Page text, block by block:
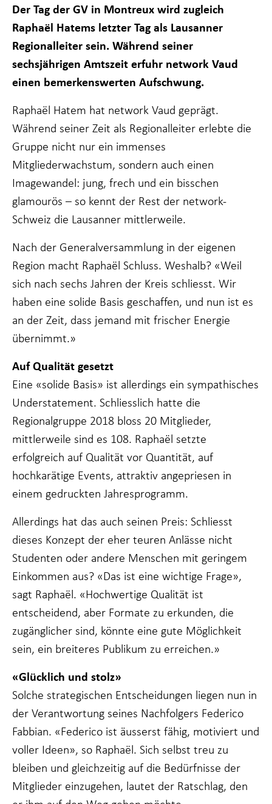
Der Tag der GV in Montreux wird zugleich
Raphaël Hatems letzter Tag als Lausanner
Regionalleiter sein. Während seiner
sechsjährigen Amtszeit erfuhr network Vaud
einen bemerkenswerten Aufschwung.
Raphaël Hatem hat network Vaud geprägt.
Während seiner Zeit als Regionalleiter erlebte die
Gruppe nicht nur ein immenses
Mitgliederwachstum, sondern auch einen
Imagewandel: jung, frech und ein bisschen
glamourös – so kennt der Rest der network-
Schweiz die Lausanner mittlerweile.
Nach der Generalversammlung in der eigenen
Region macht Raphaël Schluss. Weshalb? «Weil
sich nach sechs Jahren der Kreis schliesst. Wir
haben eine solide Basis geschaffen, und nun ist es
an der Zeit, dass jemand mit frischer Energie
übernimmt.»
Auf Qualität gesetzt
Eine «solide Basis» ist allerdings ein sympathisches
Understatement. Schliesslich hatte die
Regionalgruppe 2018 bloss 20 Mitglieder,
mittlerweile sind es 108. Raphaël setzte
erfolgreich auf Qualität vor Quantität, auf
hochkarätige Events, attraktiv angepriesen in
einem gedruckten Jahresprogramm.
Allerdings hat das auch seinen Preis: Schliesst
dieses Konzept der eher teuren Anlässe nicht
Studenten oder andere Menschen mit geringem
Einkommen aus? «Das ist eine wichtige Frage»,
sagt Raphaël. «Hochwertige Qualität ist
entscheidend, aber Formate zu erkunden, die
zugänglicher sind, könnte eine gute Möglichkeit
sein, ein breiteres Publikum zu erreichen.»
«Glücklich und stolz»
Solche strategischen Entscheidungen liegen nun in
der Verantwortung seines Nachfolgers Federico
Fabbian. «Federico ist äusserst fähig, motiviert und
voller Ideen», so Raphaël. Sich selbst treu zu
bleiben und gleichzeitig auf die Bedürfnisse der
Mitglieder einzugehen, lautet der Ratschlag, den
damit die
funktioniert.
Statistiken
Damit wir die
und Struktur
der Website
verbessern
nachdem, wie
die Website
Erfahrung
Website bei
Ihrem Besuch
so gut wie
möglich
funktioniert.
Wenn Sie
ablehnen,
werden einige
Funktionen
Website
verschwinden.
Marketing
Indem Sie Ihr
Interesse und Ihr
Verhalten beim
Besuch unserer
Website mitteilen,
erhöhen Sie die
Wahrscheinlichkeit,
zugeschnittene
Inhalte und
Angebote sehen.